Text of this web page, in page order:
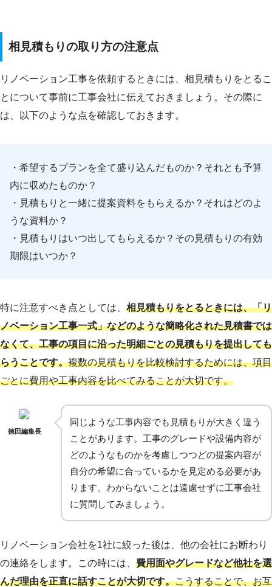
相見積もりの取り方の注意点
リノベーション工事を依頼するときには、相見積もりをとるこ
とについて事前に工事会社に伝えておきましょう。その際に
は、以下のような点を確認しておきます。
・希望するプランを全て盛り込んだものか？それとも予算
内に収めたものか？
・見積もりと一緒に提案資料をもらえるか？それはどのよ
うな資料か？
・見積もりはいつ出してもらえるか？その見積もりの有効
期限はいつか？
特に注意すべき点としては、 相見積もりをとるときには、「リ
ノベーション工事一式」などのような簡略化された見積書では
なくて、工事の項目に沿った明細ごとの見積もりを提出しても
らうことです。複数の見積もりを比較検討するためには、項目
ごとに費用や工事内容を比べてみることが大切です。
徳田編集長
同じような工事内容でも見積もりが大きく違う
ことがあります。工事のグレードや設備内容が
どのようなものかを考慮しつつどの提案内容が
自分の希望に合っているかを見定める必要があ
ります。わからないことは遠慮せずに工事会社
に質問してみましょう。
リノベーション会社を1社に絞った後は、他の会社にお断わり
の連絡をします。この時には、 費用面やグレードなど他社を選
んだ理由を正直に話すことが大切です。こうすることで、お互